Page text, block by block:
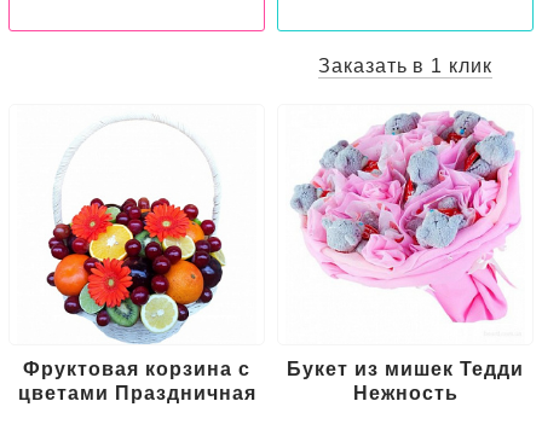
Заказать в 1 клик
Фруктовая корзина с
цветами Праздничная
Букет из мишек Тедди
Нежность